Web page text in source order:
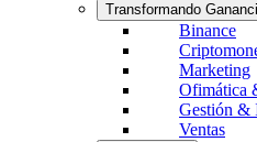
Transformando
Binance
Marketing
Ofimática
Gestión &
Ventas